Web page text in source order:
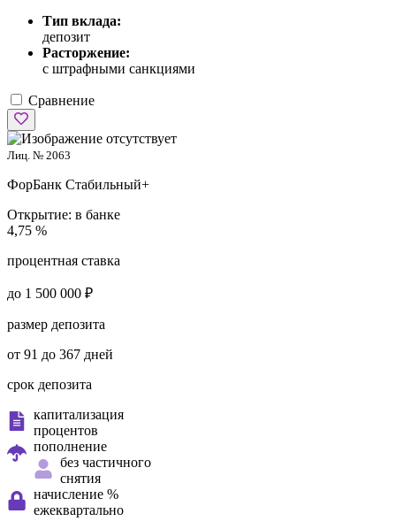
Тип вклада:
депозит
Расторжение:
с штрафными санкциями
Сравнение
Лиц. № 2063
ФорБанк Стабильный+
Открытие: в банке
4,75 %
процентная ставка
до 1 500 000 ₽
размер депозита
от 91 до 367 дней
срок депозита
капитализация
процентов
пополнение
без частичного
снятия
начисление %
ежеквартально